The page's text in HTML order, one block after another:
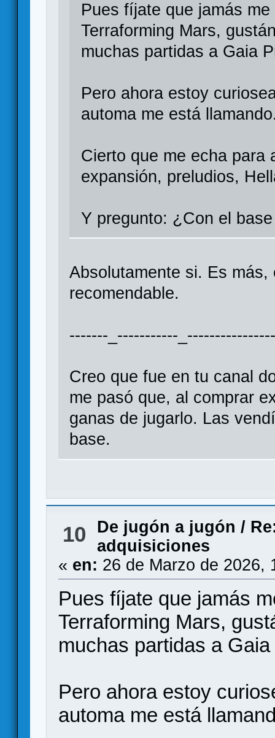
Pues fíjate que jamás
Terraforming Mars,
muchas partidas a Gaia
Pero ahora estoy
automa me está
Cierto que me echa para
expansión, preludios,
Y pregunto: ¿Con el
Absolutamente si. Es
recomendable.
-------_-----------
Creo que fue en tu canal
me pasó que, al comprar
ganas de jugarlo. Las
base.
10 De jugón a jugón /
adquisiciones
« en: 26 de Marzo de 2026,
Pues fíjate que jamás
Terraforming Mars,
muchas partidas a
Pero ahora estoy
automa me está